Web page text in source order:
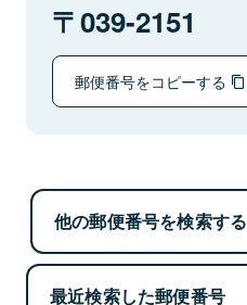
039-2151
郵便番号をコピーする
他の郵便番号を検索する
最近検索した郵便番号